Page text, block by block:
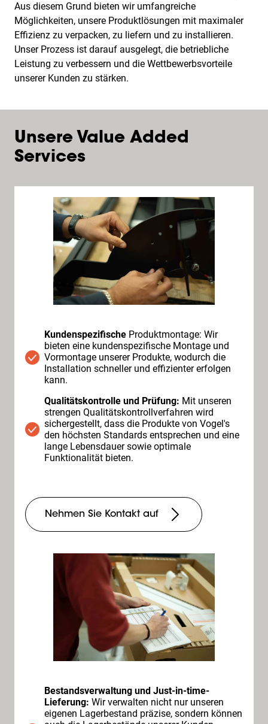
Aus diesem Grund bieten wir umfangreiche
Möglichkeiten, unsere Produktlösungen mit maximaler
Effizienz zu verpacken, zu liefern und zu installieren.
Unser Prozess ist darauf ausgelegt, die betriebliche
Leistung zu verbessern und die Wettbewerbsvorteile
unserer Kunden zu stärken.
Unsere Value Added
Services
Kundenspezifische Produktmontage: Wir
bieten eine kundenspezifische Montage und
Vormontage unserer Produkte, wodurch die
Installation schneller und effizienter erfolgen
kann.
Qualitätskontrolle und Prüfung: Mit unseren
strengen Qualitätskontrollverfahren wird
sichergestellt, dass die Produkte von Vogel's
den höchsten Standards entsprechen und eine
lange Lebensdauer sowie optimale
Funktionalität bieten.
Nehmen Sie Kontakt auf
Bestandsverwaltung und Just-in-time-
Lieferung: Wir verwalten nicht nur unseren
eigenen Lagerbestand präzise, sondern können